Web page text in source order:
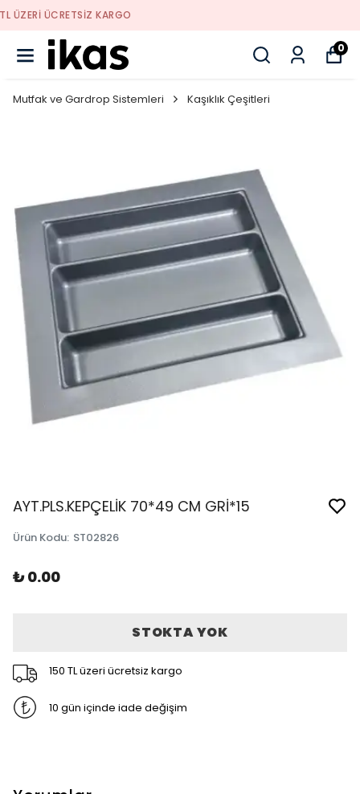
0
Mutfak ve Gardrop Sistemleri Kaşıklık Çeşitleri
AYT.PLS.KEPÇELİK 70*49 CM GRİ*15
Ürün Kodu: ST02826
₺ 0.00
STOKTA YOK
150 TL üzeri ücretsiz kargo
10 gün içinde iade değişim